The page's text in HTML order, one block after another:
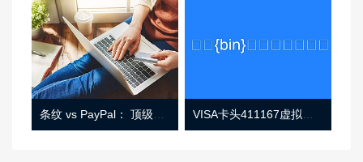
条纹 vs PayPal： 顶级功能， 定价 （和更多！ VISA卡头411167虚拟卡基础信息